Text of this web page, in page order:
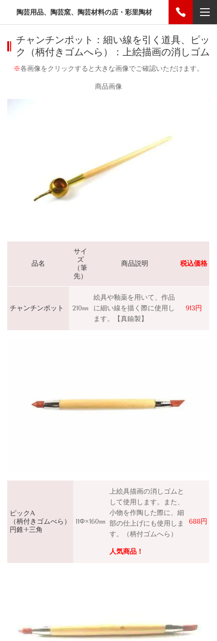
陶芸用品、陶芸窯、陶芸材料の店・彩里陶材
チャンチンポット：細い線を引く道具、ピッ
ク（柄付きゴムへら）：上絵描画の消しゴム
※各画像をクリックすると大きな画像でご確認いただけます。
商品画像
品名
サイ
ズ
（筆
先）
商品説明 税込価格
チャンチンポット 210㎜
絵具や釉薬を用いて、作品
に細い線を描く際に使用し
ます。
【真鍮製】
913円
ピックA
（柄付きゴムべら）
円錐+三角
11Φ×160㎜
上絵具描画の消しゴムと
して使用します。また、
小物を作陶した際に、細
部の仕上げにも使用しま
す。（柄付ゴムへら）
人気商品！
688円